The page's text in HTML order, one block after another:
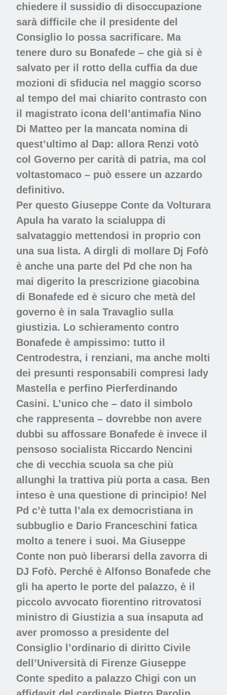
chiedere il sussidio di disoccupazione
sarà difficile che il presidente del
Consiglio lo possa sacrificare. Ma
tenere duro su Bonafede – che già si è
salvato per il rotto della cuffia da due
mozioni di sfiducia nel maggio scorso
al tempo del mai chiarito contrasto con
il magistrato icona dell’antimafia Nino
Di Matteo per la mancata nomina di
quest’ultimo al Dap: allora Renzi votò
col Governo per carità di patria, ma col
voltastomaco – può essere un azzardo
definitivo.
Per questo Giuseppe Conte da Volturara
Apula ha varato la scialuppa di
salvataggio mettendosi in proprio con
una sua lista. A dirgli di mollare Dj Fofò
è anche una parte del Pd che non ha
mai digerito la prescrizione giacobina
di Bonafede ed è sicuro che metà del
governo è in sala Travaglio sulla
giustizia. Lo schieramento contro
Bonafede è ampissimo: tutto il
Centrodestra, i renziani, ma anche molti
dei presunti responsabili compresi lady
Mastella e perfino Pierferdinando
Casini. L’unico che – dato il simbolo
che rappresenta – dovrebbe non avere
dubbi su affossare Bonafede è invece il
pensoso socialista Riccardo Nencini
che di vecchia scuola sa che più
allunghi la trattiva più porta a casa. Ben
inteso è una questione di principio! Nel
Pd c’è tutta l’ala ex democristiana in
subbuglio e Dario Franceschini fatica
molto a tenere i suoi. Ma Giuseppe
Conte non può liberarsi della zavorra di
DJ Fofò. Perché è Alfonso Bonafede che
gli ha aperto le porte del palazzo, è il
piccolo avvocato fiorentino ritrovatosi
ministro di Giustizia a sua insaputa ad
aver promosso a presidente del
Consiglio l’ordinario di diritto Civile
dell’Università di Firenze Giuseppe
Conte spedito a palazzo Chigi con un